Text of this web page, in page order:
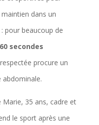
maintien dans un
pour beaucoup de
secondes
procure un
abdominale.
Marie, 35 ans, cadre et
le sport après une